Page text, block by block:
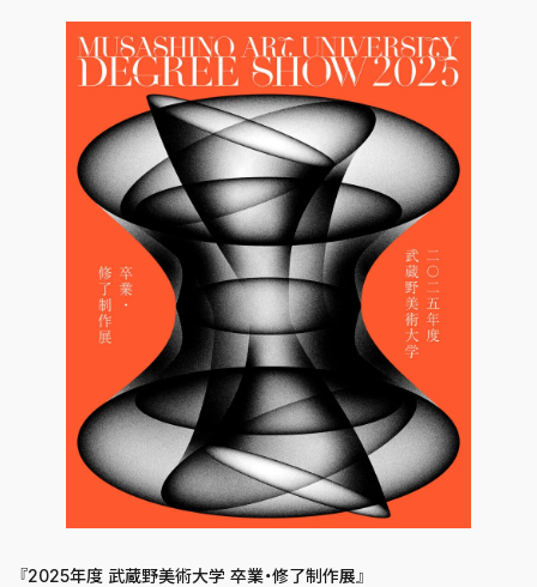
『2025年度 武蔵野美術大学 卒業・修了制作展』